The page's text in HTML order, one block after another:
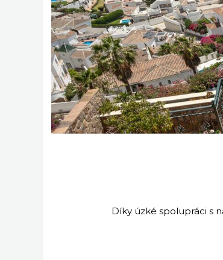
Díky úzké spolupráci s